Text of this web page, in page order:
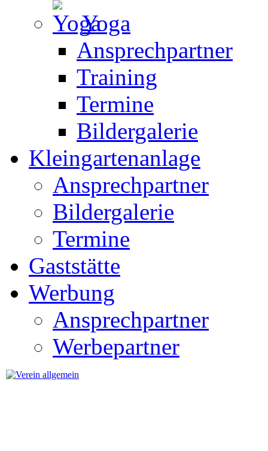
Yoga
Ansprechpartner
Training
Termine
Bildergalerie
Kleingartenanlage
Ansprechpartner
Bildergalerie
Termine
Gaststätte
Werbung
Ansprechpartner
Werbepartner